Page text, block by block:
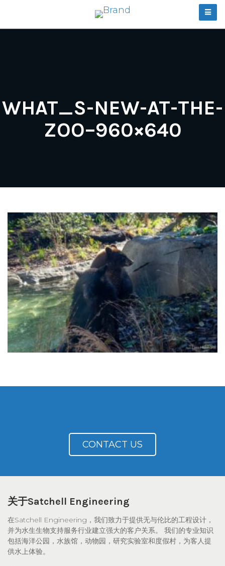
WHAT_S-NEW-AT-THE-
ZOO–960×640
CONTACT US
关于Satchell Engineering
在Satchell Engineering，我们致力于提供无与伦比的工程设计，
并为水生生物支持服务行业建立强大的客户关系。 我们的专业知识
包括海洋公园，水族馆，动物园，研究实验室和度假村，为客人提
供水上体验。